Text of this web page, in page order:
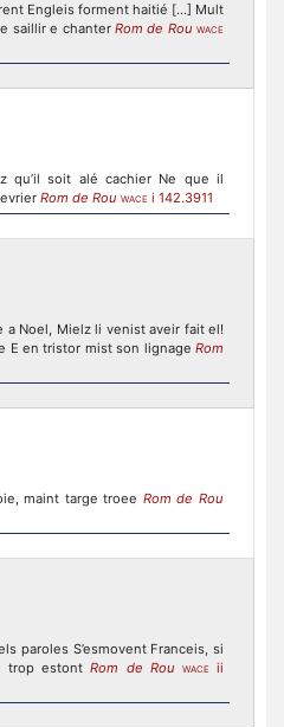
Engleis forment haitié [...] Mult
saillir e chanter Rom de Rou WACE
qu’il soit alé cachier Ne que il
Rom de Rou WACE i 142.3911
a Noel, Mielz li venist aveir fait el!
E en tristor mist son lignage Rom
maint targe troee Rom de Rou
paroles S’esmovent Franceis, si
trop estontRom de Rou WACE
ii